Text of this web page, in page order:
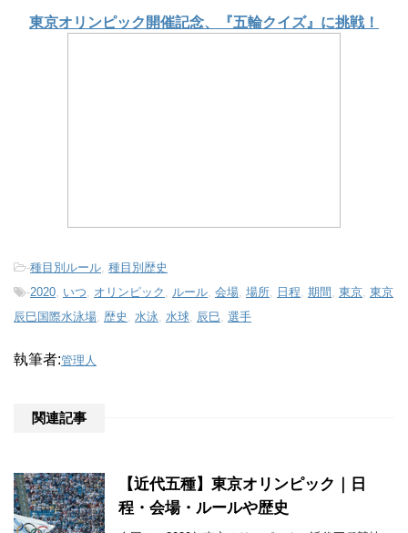
c
tt
e
東京オリンピック開催記念、『五輪クイズ』に挑戦！
-種目別ルール 種目別歴史
-2020 いつ オリンピック ルール 会場 場所 日程 期間 東京 東京
辰巳国際水泳場 歴史 水泳 水球 辰巳 選手
執筆者:管理人
関連記事
【近代五種】東京オリンピック｜日
程・会場・ルールや歴史